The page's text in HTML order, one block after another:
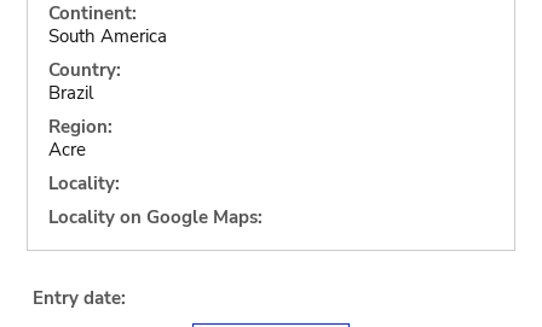
Continent:
South America
Country:
Brazil
Region:
Acre
Locality:
Locality on Google Maps:
Entry date: